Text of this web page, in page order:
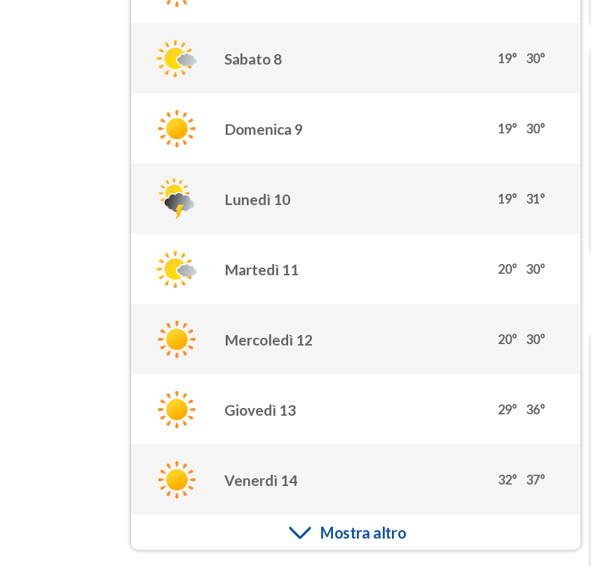
Sabato 8 19° 30°
Domenica 9 19° 30°
Lunedì 10 19° 31°
Martedì 11 20° 30°
Mercoledì 12 20° 30°
Giovedì 13 29° 36°
Venerdì 14 32° 37°
Mostra altro